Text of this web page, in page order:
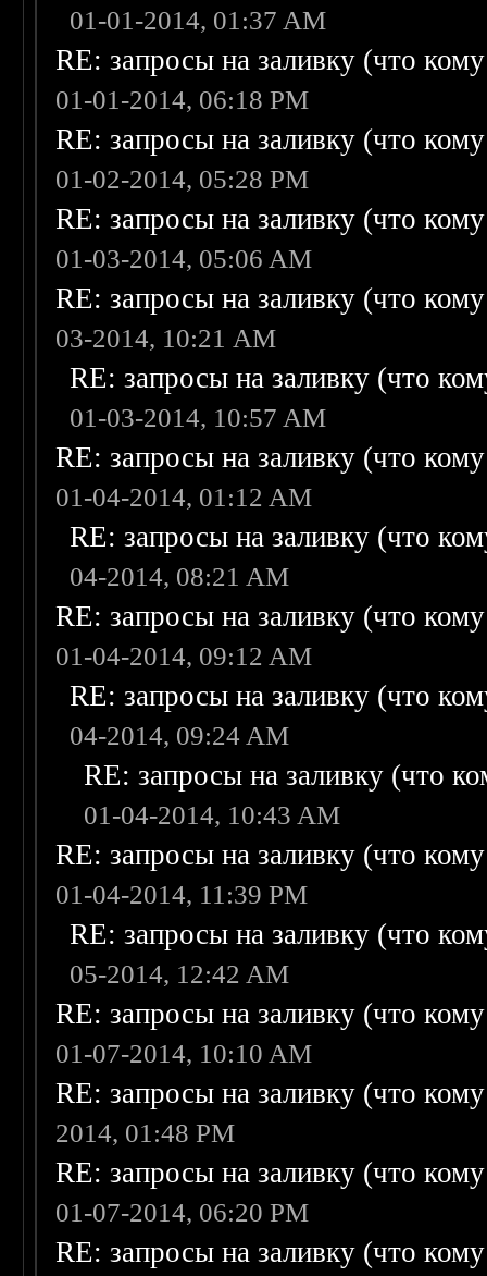
01-01-2014, 01:37 AM
RE: запросы на заливку (что
01-01-2014, 06:18 PM
RE: запросы на заливку (что
01-02-2014, 05:28 PM
RE: запросы на заливку (что
01-03-2014, 05:06 AM
RE: запросы на заливку (что
03-2014, 10:21 AM
RE: запросы на заливку (что
01-03-2014, 10:57 AM
RE: запросы на заливку (что
01-04-2014, 01:12 AM
RE: запросы на заливку (что
04-2014, 08:21 AM
RE: запросы на заливку (что
01-04-2014, 09:12 AM
RE: запросы на заливку (что
04-2014, 09:24 AM
RE: запросы на заливку (что
01-04-2014, 10:43 AM
RE: запросы на заливку (что
01-04-2014, 11:39 PM
RE: запросы на заливку (что
05-2014, 12:42 AM
RE: запросы на заливку (что
01-07-2014, 10:10 AM
RE: запросы на заливку (что
2014, 01:48 PM
RE: запросы на заливку (что
01-07-2014, 06:20 PM
RE: запросы на заливку (что